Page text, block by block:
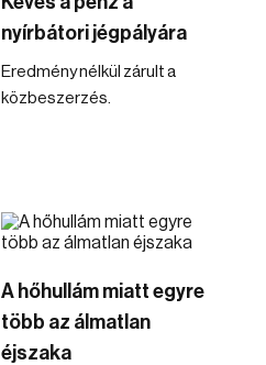
nyírbátori jégpályára
Eredmény nélkül zárult a
közbeszerzés.
A hőhullám miatt egyre
több az álmatlan
éjszaka